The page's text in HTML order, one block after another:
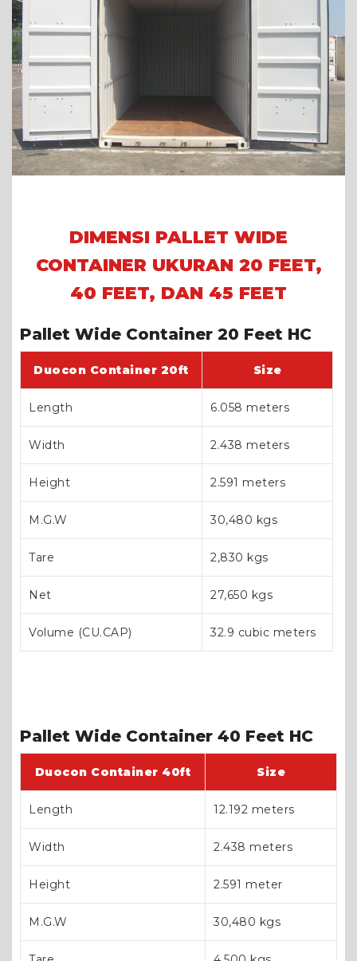
DIMENSI PALLET WIDE
CONTAINER UKURAN 20 FEET,
40 FEET, DAN 45 FEET
Pallet Wide Container 20 Feet HC
Duocon Container 20ft Size
Length 6.058 meters
Width 2.438 meters
Height 2.591 meters
M.G.W 30,480 kgs
Tare 2,830 kgs
Net 27,650 kgs
Volume (CU.CAP) 32.9 cubic meters
Pallet Wide Container 40 Feet HC
Duocon Container 40ft Size
Length 12.192 meters
Width 2.438 meters
Height 2.591 meter
M.G.W 30,480 kgs